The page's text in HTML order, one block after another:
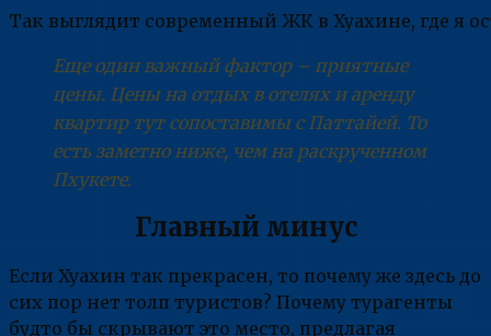
Так выглядит современный ЖК в Хуахине, где я
Еще один важный фактор – приятные
цены. Цены на отдых в отелях и аренду
квартир тут сопоставимы с Паттайей. То
есть заметно ниже, чем на раскрученном
Пхукете.
Главный минус
Если Хуахин так прекрасен, то почему же здесь до
сих пор нет толп туристов? Почему турагенты
будто бы скрывают это место, предлагая